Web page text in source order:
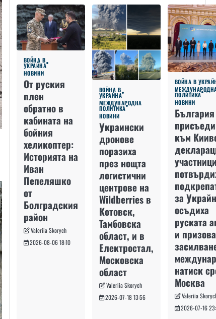
ВОЙНА В
УКРАЙНА
НОВИНИ
От руския
плен
обратно в
кабината на
бойния
хеликоптер:
Историята на
Иван
Пепеляшко
от
Болградския
район
Valeriia Skorych
2026-08-06 18:10
ВОЙНА В
УКРАЙНА
МЕЖДУНАРОДНА
ПОЛИТИКА
НОВИНИ
Украински
дронове
поразиха
през нощта
логистични
центрове на
Wildberries в
Котовск,
Тамбовска
област, и в
Електростал,
Московска
област
Valeriia Skorych
2026-07-18 13:56
ВОЙНА В
ПОЛИТИКА
НОВИНИ
към
за
осъдиха
руската
и
натиск
Москва
Valeriia
2026-07-16